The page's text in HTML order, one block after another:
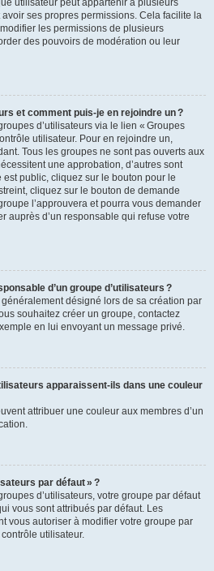
utilisateur peut appartenir à plusieurs
ses propres permissions. Cela facilite la
les permissions de plusieurs
des pouvoirs de modération ou leur
et comment puis-je en rejoindre un ?
d’utilisateurs via le lien « Groupes
utilisateur. Pour en rejoindre un,
Tous les groupes ne sont pas ouverts aux
une approbation, d’autres sont
public, cliquez sur le bouton pour le
cliquez sur le bouton de demande
l’approuvera et pourra vous demander
auprès d’un responsable qui refuse votre
d’un groupe d’utilisateurs ?
désigné lors de sa création par
souhaitez créer un groupe, contactez
en lui envoyant un message privé.
apparaissent-ils dans une couleur
attribuer une couleur aux membres d’un
par défaut » ?
d’utilisateurs, votre groupe par défaut
vous sont attribués par défaut. Les
vous autoriser à modifier votre groupe par
utilisateur.